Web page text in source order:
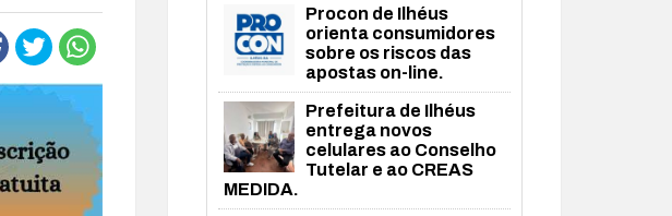
Procon de Ilhéus
orienta consumidores
sobre os riscos das
apostas on-line.
Prefeitura de Ilhéus
entrega novos
celulares ao Conselho
Tutelar e ao CREAS
MEDIDA.